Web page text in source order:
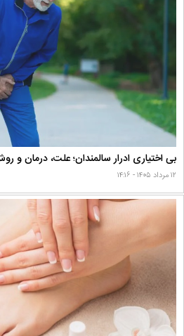
بی اختیاری ادرار سالمندان؛ علت، درمان و
۱۲ مرداد ۱۴۰۵ - ۱۴:۱۶